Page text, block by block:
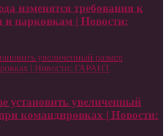
изменятся требования к
парковкам | Новости:
увеличенный размер
| Новости: ГАРАНТ
установить увеличенный
командировках | Новости: